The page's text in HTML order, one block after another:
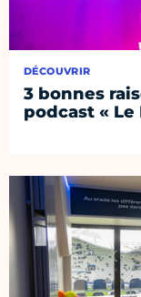
DÉCOUVRIR
3 bonnes
podcast « Le